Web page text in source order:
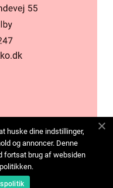
huske dine indstillinger,
og annoncer. Denne
fortsat brug af websiden